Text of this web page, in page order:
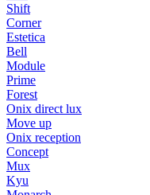
Shift
Corner
Estetica
Bell
Module
Prime
Forest
Onix direct lux
Move up
Onix reception
Concept
Mux
Kyu